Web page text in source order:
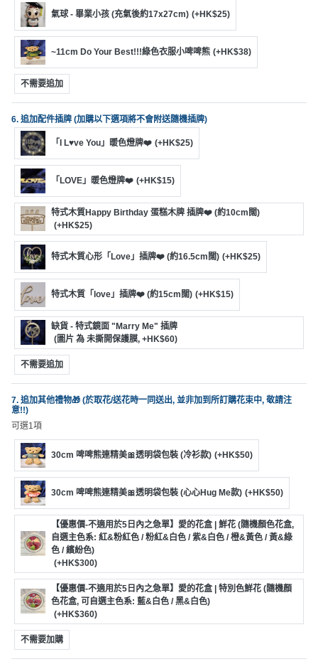
氣球 - 畢業小孩 (充氣後約17x27cm) (+HK$25)
~11cm Do Your Best!!!綠色衣服小啤啤熊 (+HK$38)
不需要追加
6. 追加配件插牌 (加購以下選項將不會附送隨機插牌)
「I L♥ve You」暖色燈牌❤️ (+HK$25)
「LOVE」暖色燈牌❤️ (+HK$15)
特式木質Happy Birthday 蛋糕木牌 插牌❤️ (約10cm闊)
(+HK$25)
特式木質心形「Love」插牌❤️ (約16.5cm闊) (+HK$25)
特式木質「love」插牌❤️ (約15cm闊) (+HK$15)
缺貨 - 特式鏡面 "Marry Me" 插牌
(圖片 為 未撕開保護膜, +HK$60)
不需要追加
7. 追加其他禮物🎁 (於取花/送花時一同送出, 並非加到所訂購花束中, 敬請注
意!!)
可選1項
30cm 啤啤熊連精美🎀透明袋包裝 (冷衫款) (+HK$50)
30cm 啤啤熊連精美🎀透明袋包裝 (心心Hug Me款) (+HK$50)
【優惠價-不適用於5日內之急單】愛的花盒 | 鮮花 (隨機顏色花盒,
自選主色系: 紅&粉紅色 / 粉紅&白色 / 紫&白色 / 橙&黃色 / 黃&綠
色 / 繽紛色)
(+HK$300)
【優惠價-不適用於5日內之急單】愛的花盒 | 特別色鮮花 (隨機顏
色花盒, 可自選主色系: 藍&白色 / 黑&白色)
(+HK$360)
不需要加購